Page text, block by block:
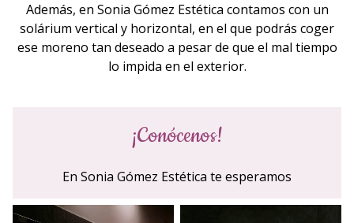
Además, en Sonia Gómez Estética contamos con un
solárium vertical y horizontal, en el que podrás coger
ese moreno tan deseado a pesar de que el mal tiempo
lo impida en el exterior.
¡Conócenos!
En Sonia Gómez Estética te esperamos